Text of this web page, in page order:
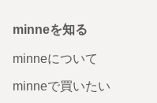
minneを知る
minneについて
minneで買いたい